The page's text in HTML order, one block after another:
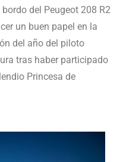
del Peugeot 208 R2
un buen papel en la
del año del piloto
tras haber participado
Princesa de